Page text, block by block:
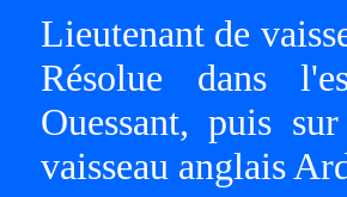
Lieutenant de
Résolue dans
Ouessant, puis
vaisseau anglais